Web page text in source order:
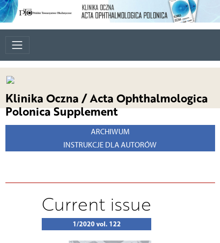
Klinika Oczna / Acta Ophthalmologica
Polonica Supplement
ARCHIWUM
INSTRUKCJE DLA AUTORÓW
Current issue
1/2020 vol. 122